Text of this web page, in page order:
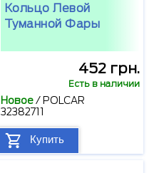
Кольцо Левой
Туманной Фары
452 грн.
Есть в наличии
Новое/ POLCAR
32382711
Купить